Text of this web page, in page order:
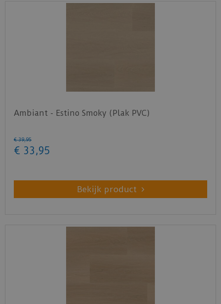
Ambiant - Estino Smoky (Plak PVC)
€ 39,95
€ 33 ,95
Bekijk product